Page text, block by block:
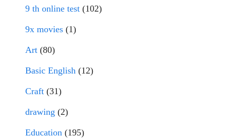
9 th online test (102)
9x movies (1)
Art (80)
Basic English (12)
Craft (31)
drawing (2)
Education (195)